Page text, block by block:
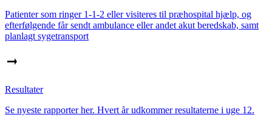
Patienter som ringer 1-1-2 eller visiteres til præhospital hjælp, og
efterfølgende får sendt ambulance eller andet akut beredskab, samt
planlagt sygetransport
Resultater
Se nyeste rapporter her. Hvert år udkommer resultaterne i uge 12.